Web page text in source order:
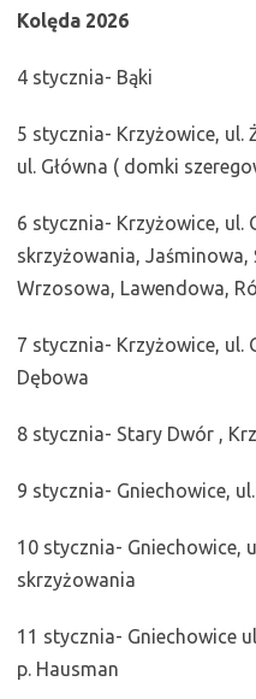
Kolęda 2026
4 stycznia- Bąki
5 stycznia- Krzyżowice, ul.
ul. Główna ( domki
6 stycznia- Krzyżowice, ul.
skrzyżowania, Jaśminowa,
Wrzosowa, Lawendowa,
7 stycznia- Krzyżowice, ul.
Dębowa
8 stycznia- Stary Dwór ,
9 stycznia- Gniechowice,
10 stycznia- Gniechowice,
skrzyżowania
11 stycznia- Gniechowice
p. Hausman